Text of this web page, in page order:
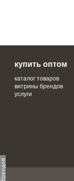
купить оптом
каталог товаров
витрины брендов
услуги